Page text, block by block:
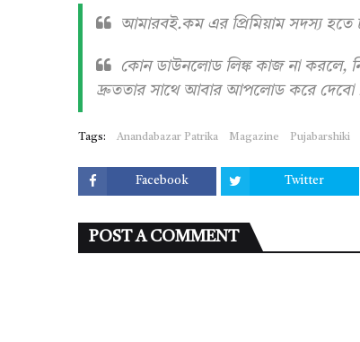
আমারবই.কম এর প্রিমিয়াম সদস্য হতে
কোন ডাউনলোড লিঙ্ক কাজ না করলে,
দ্রুততার সাথে আবার আপলোড করে
Tags: Anandabazar Patrika Magazine Pujabarshiki
Facebook Twitter
POST A COMMENT